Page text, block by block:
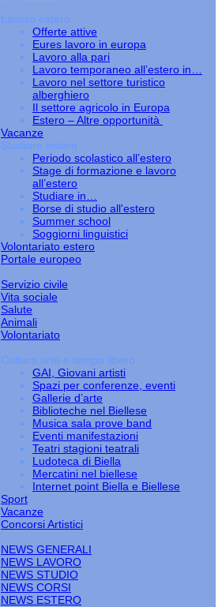
Lavoro estero
Offerte attive
Eures lavoro in europa
Lavoro alla pari
Lavoro temporaneo all’estero in…
Lavoro nel settore turistico
alberghiero
Il settore agricolo in Europa
Estero – Altre opportunità
Vacanze
Studiare estero
Periodo scolastico all’estero
Stage di formazione e lavoro
all’estero
Studiare in…
Borse di studio all'estero
Summer school
Soggiorni linguistici
Volontariato estero
Portale europeo
Servizio civile
Vita sociale
Salute
Animali
Volontariato
Cultura arte e tempo libero
GAI, Giovani artisti
Spazi per conferenze, eventi
Gallerie d’arte
Biblioteche nel Biellese
Musica sala prove band
Eventi manifestazioni
Teatri stagioni teatrali
Ludoteca di Biella
Mercatini nel biellese
Internet point Biella e Biellese
Sport
Vacanze
Concorsi Artistici
NEWS GENERALI
NEWS LAVORO
NEWS STUDIO
NEWS CORSI
NEWS ESTERO